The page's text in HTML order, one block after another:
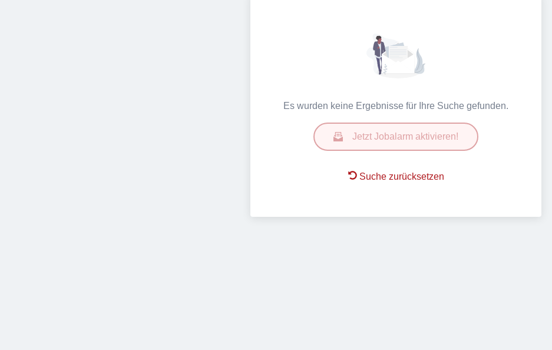
Es wurden keine Ergebnisse für Ihre Suche gefunden.
Jetzt Jobalarm aktivieren!
Suche zurücksetzen